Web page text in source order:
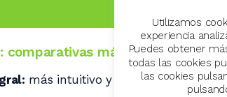
comparativas más completas,
más intuitivo y sencillo.
Utilizamos
experiencia
Puedes obtener
todas las cookies
las cookies